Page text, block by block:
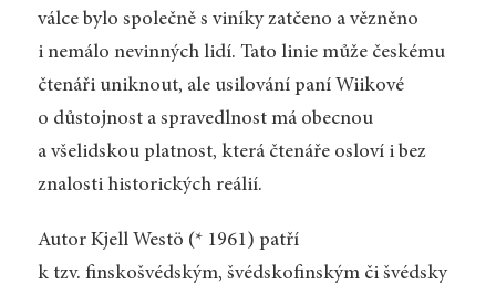
válce bylo společně s viníky zatčeno a vězněno
i nemálo nevinných lidí. Tato linie může českému
čtenáři uniknout, ale usilování paní Wiikové
o důstojnost a spravedlnost má obecnou
a všelidskou platnost, která čtenáře osloví i bez
znalosti historických reálií.
Autor Kjell Westö (* 1961) patří
k tzv. finskošvédským, švédskofinským či švédsky